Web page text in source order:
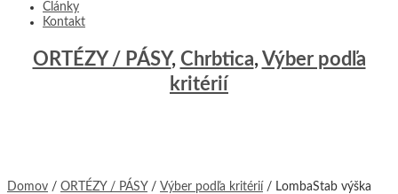
Články
Kontakt
ORTÉZY / PÁSY, Chrbtica,Výber podľa
kritérií
Domov / ORTÉZY / PÁSY / Výber podľa kritérií / LombaStab výška